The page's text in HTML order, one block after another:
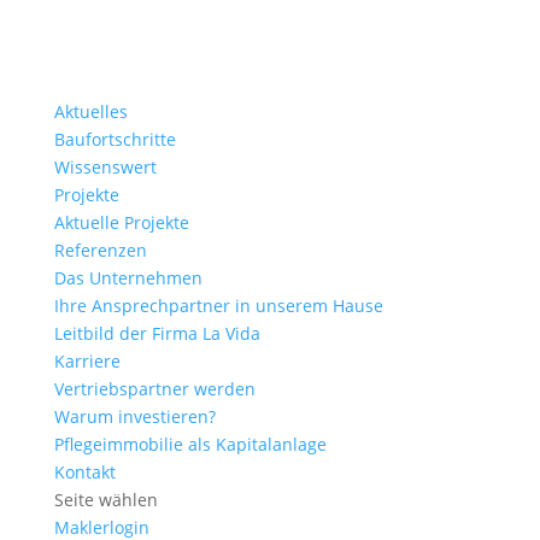
Aktuelles
Baufortschritte
Wissenswert
Projekte
Aktuelle Projekte
Referenzen
Das Unternehmen
Ihre Ansprechpartner in unserem Hause
Leitbild der Firma La Vida
Karriere
Vertriebspartner werden
Warum investieren?
Pflegeimmobilie als Kapitalanlage
Kontakt
Seite wählen
Maklerlogin